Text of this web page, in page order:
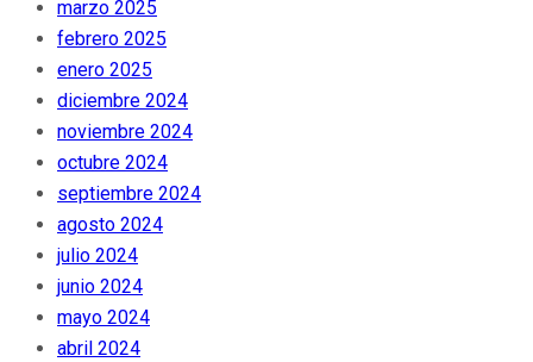
marzo 2025
febrero 2025
enero 2025
diciembre 2024
noviembre 2024
octubre 2024
septiembre 2024
agosto 2024
julio 2024
junio 2024
mayo 2024
abril 2024